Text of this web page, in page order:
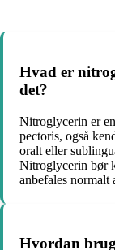
Hvad er
det?
Nitroglycerin er
pectoris, også
oralt eller
Nitroglycerin bør
anbefales normalt
Hvordan